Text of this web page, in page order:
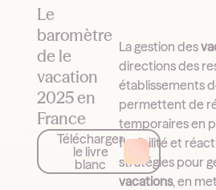
Le
baromètre
de le
vacation
2025 en
France
Télécharger
le livre
blanc
La gestion des
directions des
établissements
permettent de
temporaires en
flexibilité et
stratégies pour
vacations, en